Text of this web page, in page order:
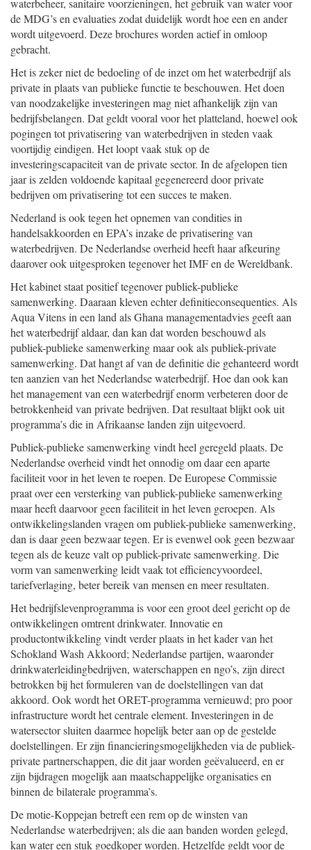
waterbeheer, sanitaire voorzieningen, het gebruik van water voor
de MDG’s en evaluaties zodat duidelijk wordt hoe een en ander
wordt uitgevoerd. Deze brochures worden actief in omloop
gebracht.
Het is zeker niet de bedoeling of de inzet om het waterbedrijf als
private in plaats van publieke functie te beschouwen. Het doen
van noodzakelijke investeringen mag niet afhankelijk zijn van
bedrijfsbelangen. Dat geldt vooral voor het platteland, hoewel ook
pogingen tot privatisering van waterbedrijven in steden vaak
voortijdig eindigen. Het loopt vaak stuk op de
investeringscapaciteit van de private sector. In de afgelopen tien
jaar is zelden voldoende kapitaal gegenereerd door private
bedrijven om privatisering tot een succes te maken.
Nederland is ook tegen het opnemen van condities in
handelsakkoorden en EPA’s inzake de privatisering van
waterbedrijven. De Nederlandse overheid heeft haar afkeuring
daarover ook uitgesproken tegenover het IMF en de Wereldbank.
Het kabinet staat positief tegenover publiek-publieke
samenwerking. Daaraan kleven echter definitieconsequenties. Als
Aqua Vitens in een land als Ghana managementadvies geeft aan
het waterbedrijf aldaar, dan kan dat worden beschouwd als
publiek-publieke samenwerking maar ook als publiek-private
samenwerking. Dat hangt af van de definitie die gehanteerd wordt
ten aanzien van het Nederlandse waterbedrijf. Hoe dan ook kan
het management van een waterbedrijf enorm verbeteren door de
betrokkenheid van private bedrijven. Dat resultaat blijkt ook uit
programma’s die in Afrikaanse landen zijn uitgevoerd.
Publiek-publieke samenwerking vindt heel geregeld plaats. De
Nederlandse overheid vindt het onnodig om daar een aparte
faciliteit voor in het leven te roepen. De Europese Commissie
praat over een versterking van publiek-publieke samenwerking
maar heeft daarvoor geen faciliteit in het leven geroepen. Als
ontwikkelingslanden vragen om publiek-publieke samenwerking,
dan is daar geen bezwaar tegen. Er is evenwel ook geen bezwaar
tegen als de keuze valt op publiek-private samenwerking. Die
vorm van samenwerking leidt vaak tot efficiencyvoordeel,
tariefverlaging, beter bereik van mensen en meer resultaten.
Het bedrijfslevenprogramma is voor een groot deel gericht op de
ontwikkelingen omtrent drinkwater. Innovatie en
productontwikkeling vindt verder plaats in het kader van het
Schokland Wash Akkoord; Nederlandse partijen, waaronder
drinkwaterleidingbedrijven, waterschappen en ngo’s, zijn direct
betrokken bij het formuleren van de doelstellingen van dat
akkoord. Ook wordt het ORET-programma vernieuwd; pro poor
infrastructure wordt het centrale element. Investeringen in de
watersector sluiten daarmee hopelijk beter aan op de gestelde
doelstellingen. Er zijn financieringsmogelijkheden via de publiek-
private partnerschappen, die dit jaar worden geëvalueerd, en er
zijn bijdragen mogelijk aan maatschappelijke organisaties en
binnen de bilaterale programma’s.
De motie-Koppejan betreft een rem op de winsten van
Nederlandse waterbedrijven; als die aan banden worden gelegd,
kan water een stuk goedkoper worden. Hetzelfde geldt voor de